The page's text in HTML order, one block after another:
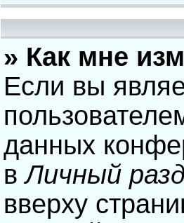
» Как мне
Если вы
данных
вЛичный
вверху